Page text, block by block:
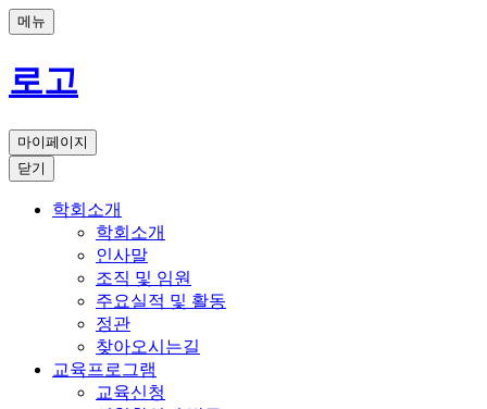
메뉴
로고
마이페이지
닫기
학회소개
학회소개
인사말
조직 및 임원
주요실적 및 활동
정관
찾아오시는길
교육프로그램
교육신청